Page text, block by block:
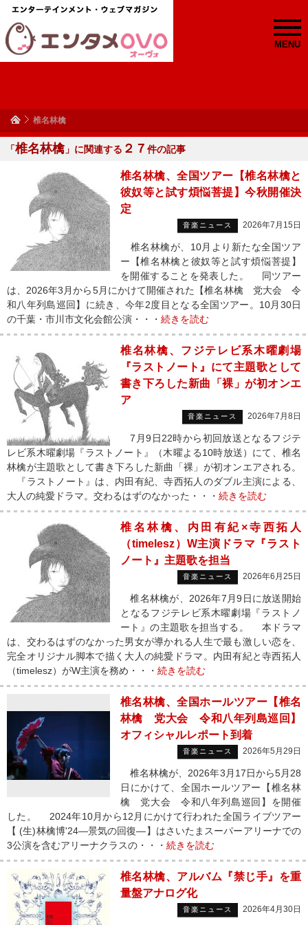
MENU
椎名林檎
「椎名林檎」に関連する ２７ 件の記事
椎名林檎、全国ツアー【椎名林檎と
彼奴等と試す煩悩菩提】今秋開催決
定
音楽ニュース 2026年7月15日
椎名林檎が、10月より新たな全国ツア
ー【椎名林檎と彼奴等と試す煩悩菩提】
を開催することを発表した。 同ツアー
は、2026年3月から5月にかけて開催された【椎名林檎 党大会 令
和八年列島巡回】に続き、今年2度目となる全国ツアー。10月30日
の千葉・市川市文化会館公演・・・ 続きを読む
椎名林檎、フジテレビ系木曜劇場
『ラストノート』にて主題歌として
書き下ろした新曲「裸」が初オンエ
ア
音楽ニュース 2026年7月8日
7月9日22時から初回放送となるフジテ
レビ系木曜劇場『ラストノート』（木曜よる10時放送）にて、椎名
林檎が主題歌として書き下ろした新曲「裸」が初オンエアされる。
『ラストノート』は、内田有紀、寺西拓人のダブル主演による、
大人の純愛ドラマ。交わるはずのなかった・・・ 続きを読む
椎名林檎、内田有紀×寺西拓人
（timelesz）W主演ドラマ『ラスト
ノート』主題歌を担当
音楽ニュース 2026年6月25日
椎名林檎が、2026年7月9日に放送開始
となるフジテレビ系木曜劇場『ラストノ
ート』の主題歌を担当する。 本ドラマ
は、交わるはずのなかった男女が導かれる人生で最も激しい恋を、
完全オリジナル脚本で描く大人の純愛ドラマ。内田有紀と寺西拓人
（timelesz）がW主演を務め・・・ 続きを読む
椎名林檎、全国ホールツアー【椎名
林檎 党大会 令和八年列島巡回】
オフィシャルレポート到着
音楽ニュース 2026年5月29日
椎名林檎が、2026年3月17日から5月28
日にかけて、全国ホールツアー【椎名林
檎 党大会 令和八年列島巡回】を開催
した。 2024年10月から12月にかけて行われた全国ライブツアー
【 (生)林檎博'24―景気の回復―】はさいたまスーパーアリーナでの
3公演を含むアリーナクラスの・・・ 続きを読む
椎名林檎、アルバム『禁じ手』を重
量盤アナログ化
音楽ニュース 2026年4月30日